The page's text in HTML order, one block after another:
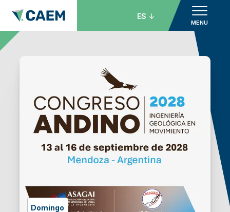
MENU
ES
Domingo